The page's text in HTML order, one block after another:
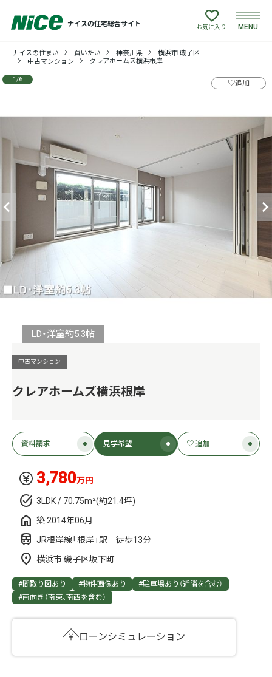
ナイスの住宅総合サイト
買いたい
建てたい
借りたい
貸したい
お気に入り MENU
ナイスの住まい 買いたい 神奈川県
横浜市 磯子区
中古マンション
クレアホームズ横浜根岸
♡追加
1 /6
LD・洋室約5.3帖
中古マンション
クレアホームズ横浜根岸
3,780万円
3LDK / 70.75m²(約21.4坪)
築 2014年06月
JR根岸線「根岸」駅 徒歩13分
横浜市 磯子区坂下町
#間取り図あり #物件画像あり
#駐車場あり（近隣を含む）
#南向き（南東、南西を含む）
資料請求 見学希望 ♡ 追加
ローンシミュレーション